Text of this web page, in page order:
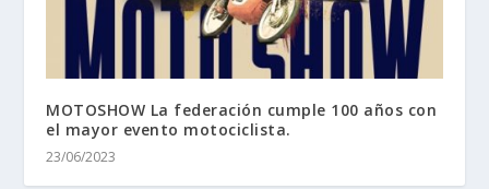
MOTOSHOW La federación cumple 100 años con
el mayor evento motociclista.
23/06/2023